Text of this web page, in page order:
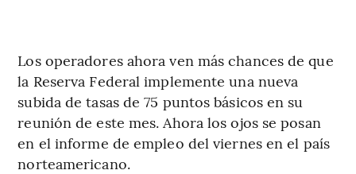
Los operadores ahora ven más chances de que
la Reserva Federal implemente una nueva
subida de tasas de 75 puntos básicos en su
reunión de este mes. Ahora los ojos se posan
en el informe de empleo del viernes en el país
norteamericano.